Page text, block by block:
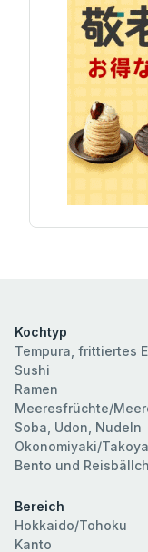
Kochtyp
Tempura, frittiertes
Sushi
Ramen
Meeresfrüchte/
Soba, Udon, Nudeln
Okonomiyaki/
Bento und
Bereich
Hokkaido/Tohoku
Kanto